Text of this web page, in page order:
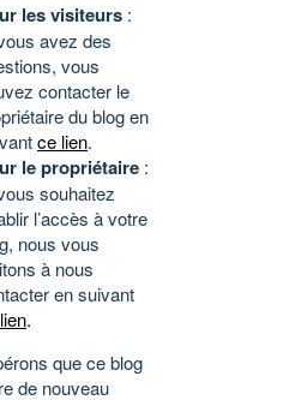
les visiteurs :
avez des
vous
contacter le
du blog en
ce lien.
le propriétaire :
souhaitez
l’accès à votre
nous vous
à nous
en suivant
.
que ce blog
de nouveau